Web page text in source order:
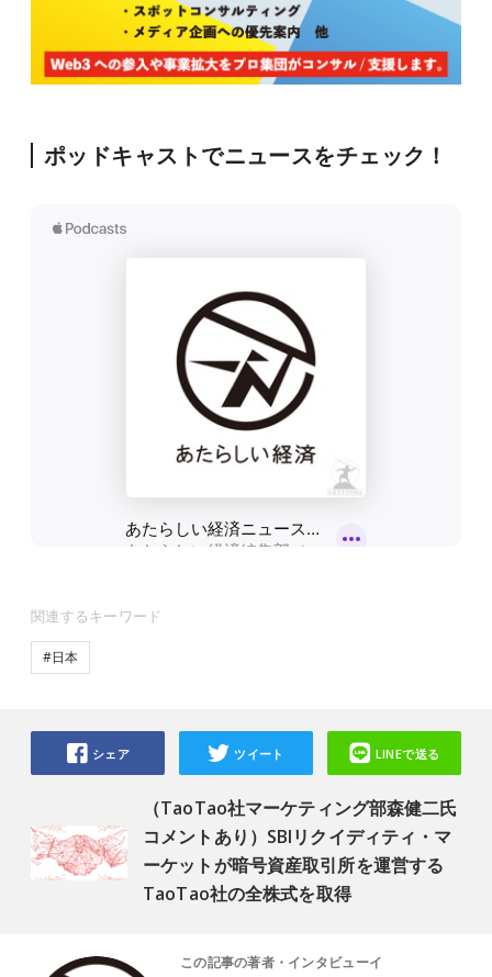
ポッドキャストでニュースをチェック！
関連するキーワード
#日本
（TaoTao社マーケティング部森健二氏
コメントあり）SBIリクイディティ・マ
ーケットが暗号資産取引所を運営する
TaoTao社の全株式を取得
シェア ツイート LINEで送る
この記事の著者・インタビューイ